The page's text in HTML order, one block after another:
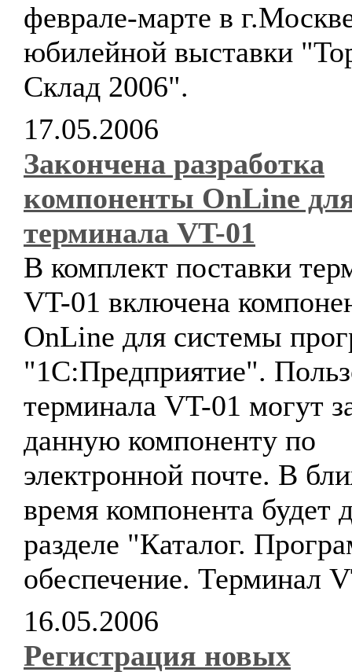
феврале-марте в
юбилейной выставки
Склад 2006".
17.05.2006
Закончена разработка
компоненты OnLine
терминала VT-01
В комплект поставки
VT-01 включена
OnLine для системы
"1С:Предприятие".
терминала VT-01 могут
данную компоненту по
электронной почте. В
время компонента будет
разделе "Каталог.
обеспечение. Терминал
16.05.2006
Регистрация новых